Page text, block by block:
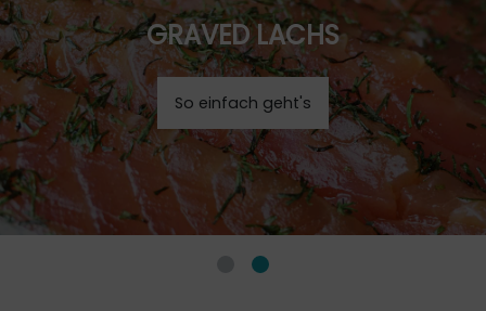
GRAVED LACHS
So einfach geht's